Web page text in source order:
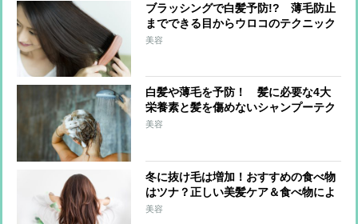
ブラッシングで白髪予防!? 薄毛防止
までできる目からウロコのテクニック
美容
白髪や薄毛を予防！ 髪に必要な4大
栄養素と髪を傷めないシャンプーテク
美容
冬に抜け毛は増加！おすすめの食べ物
はツナ？正しい美髪ケア＆食べ物によ
る対策を紹介
美容